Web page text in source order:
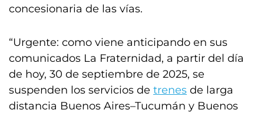
concesionaria de las vías.
“Urgente: como viene anticipando en sus
comunicados La Fraternidad, a partir del día
de hoy, 30 de septiembre de 2025, se
suspenden los servicios de trenes de larga
distancia Buenos Aires–Tucumán y Buenos